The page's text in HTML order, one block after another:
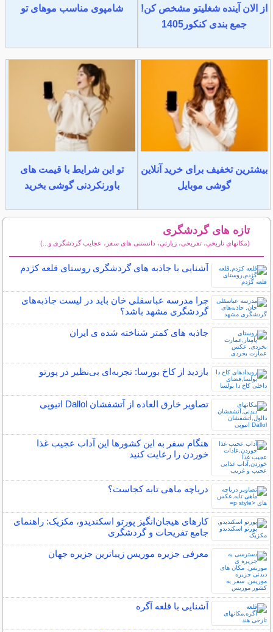
از الان آینده شغلیتو مشخص کن!
جمع بندی کنکور1405
شامپوی مناسب موهای تو
بیشترین تخفیف برای خرید آنلاین
گوشی موبایل
تو این شرایط با قیمت های
باورنکردنی گوشی بخرید
تازه های گردشگری
(مكانهاي تاريخي، تفریحی، زيارتي، دانستنی های سفر، عجایب گردشگری و...)
آشنایی با جاذبه های گردشگری روستای قلعه کژدم
چرا مدرسه عباسقلی خان باید در لیست جاذبه‌های
گردشگری مشهد باشد؟
جاذبه های کمتر شناخته شده ی ایران
بازدید از کاخ بورسا: تجربه‌ای بی‌نظیر در پورتو
تصاویر خارق العاده از آتشفشان Dallol اتیوپی
هنگام سفر به این کشورها این آداب عجیب غذا
خوردن را رعایت کنید
دریاچه ماهی تابه کجاست؟
کارهای هیجان‌انگیز پورتو اسکندیدو، مکزیک: راهنمای
جامع تفریحات و گردشگری
معرفی جزیره موریس زیباترین جزیره جهان
آشنایی با قلعه آگره